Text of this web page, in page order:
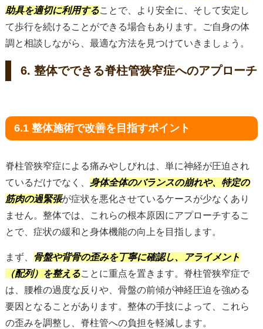
助具を適切に利用することで、より安全に、そして安定し
て歩行を続けることができる場合もあります。ご自身の体
調と相談しながら、最適な方法を見つけていきましょう。
6. 整体でできる脊柱管狭窄症へのアプローチ
6.1 整体施術で改善を目指すポイント
脊柱管狭窄症による痛みやしびれは、単に神経が圧迫され
ているだけでなく、 身体全体のバランスの崩れや、特定の
筋肉の過緊張が症状を悪化させているケースが少なくあり
ません。整体では、これらの根本原因にアプローチするこ
とで、症状の緩和と身体機能の向上を目指します。
まず、
骨盤や背骨の歪みを丁寧に確認し、アライメント
（配列）を整えることに重点を置きます。脊柱管狭窄症で
は、腰椎の過度な反りや、骨盤の前傾が神経圧迫を強める
要因となることがあります。整体の手技によって、これら
の歪みを調整し、脊柱管への負担を軽減します。